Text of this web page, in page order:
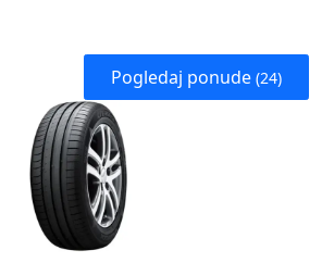
Pogledaj ponude (24)